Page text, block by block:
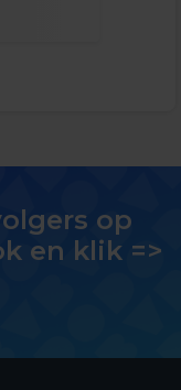
op
en klik =>